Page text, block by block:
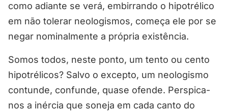
como adiante se verá, embirrando o hipotrélico
em não tolerar neologismos, começa ele por se
negar nominalmente a própria existência.
Somos todos, neste ponto, um tento ou cento
hipotrélicos? Salvo o excepto, um neologismo
contunde, confunde, quase ofende. Perspica-
nos a inércia que soneja em cada canto do